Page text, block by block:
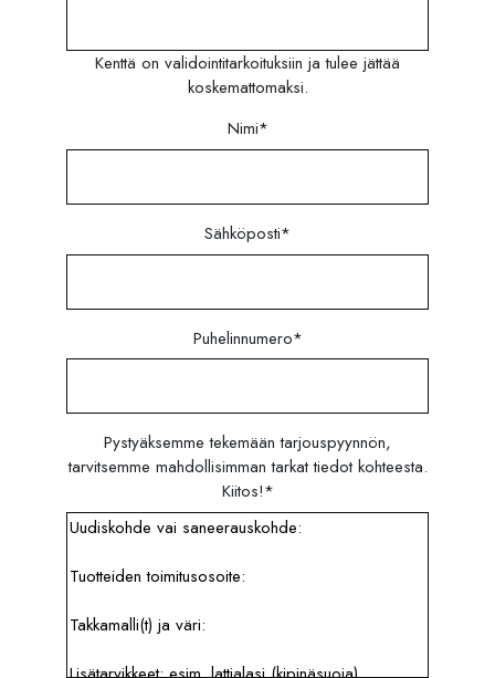
Kenttä on validointitarkoituksiin ja tulee jättää
koskemattomaksi.
Nimi*
Sähköposti*
Puhelinnumero*
Pystyäksemme tekemään tarjouspyynnön,
tarvitsemme mahdollisimman tarkat tiedot kohteesta.
Kiitos!*